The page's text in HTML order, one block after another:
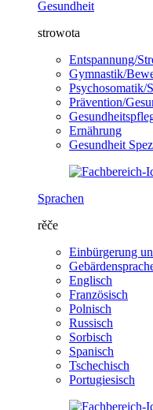
Gesundheit
strowota
Entspannung/
Gymnastik/
Psychosomatik/
Prävention/
Ernährung
Gesundheit
Sprachen
rěče
Einbürgerung
Englisch
Französisch
Polnisch
Russisch
Sorbisch
Spanisch
Tschechisch
Portugiesisch